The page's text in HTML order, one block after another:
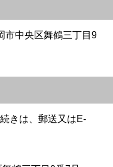
中央区舞鶴三丁目9
きは、郵送又はE-